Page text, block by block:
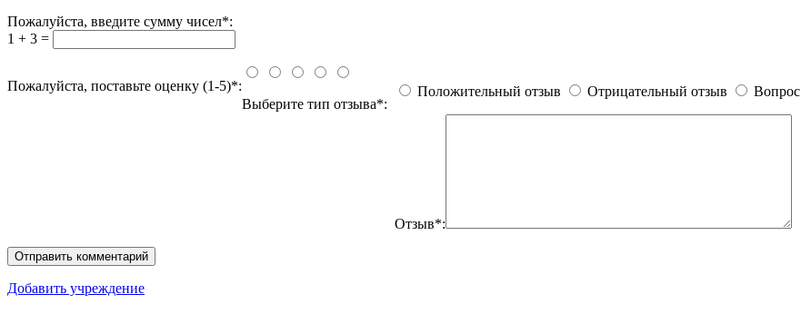
Пожалуйста, введите сумму чисел*:
1 + 3 =
Пожалуйста, поставьте оценку (1-5)*:
Выберите тип отзыва*:
Положительный отзыв Отрицательный отзыв Вопрос
Отзыв*:
Добавить учреждение